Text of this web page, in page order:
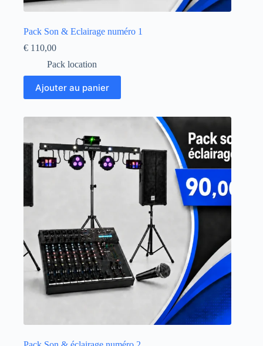
Pack Son & Eclairage numéro 1
€ 110,00
Pack location
Ajouter au panier